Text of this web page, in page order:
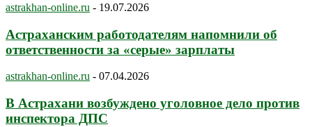
astrakhan-online.ru - 19.07.2026
Астраханским работодателям напомнили об
ответственности за «серые» зарплаты
astrakhan-online.ru - 07.04.2026
В Астрахани возбуждено уголовное дело против
инспектора ДПС